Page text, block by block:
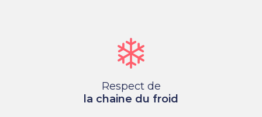
Respect de
la chaine du froid